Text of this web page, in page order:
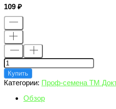
109
Купить
Категории: Проф-семена ТМ
Обзор